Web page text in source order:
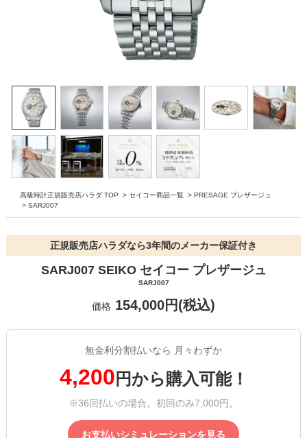
高級時計正規販売店ハラダ TOP > セイコー商品一覧 > PRESAGE プレザージュ
> SARJ007
正規販売店ハラダなら3年間のメーカー保証付き
SARJ007 SEIKO セイコー プレザージュ
SARJ007
価格 154,000円(税込)
無金利分割払いなら 月々わずか
4,200 円から購入可能！
※36回払いの場合。初回のみ7,000円。
お支払いシミュレーションを見る